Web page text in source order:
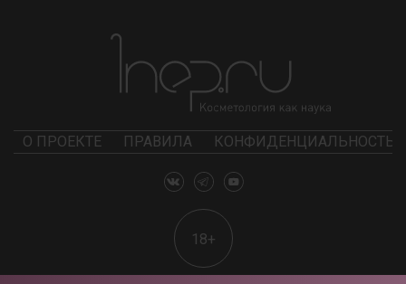
О ПРОЕКТЕ ПРАВИЛА КОНФИДЕНЦИАЛЬНОСТЬ
18+